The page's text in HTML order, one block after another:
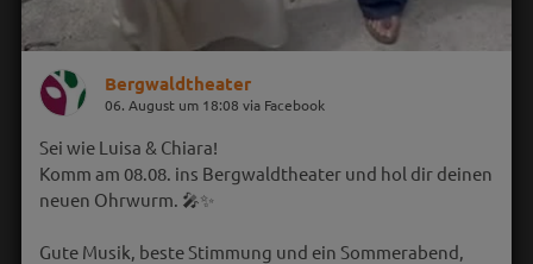
Bergwaldtheater
06. August um 18:08 via Facebook
Sei wie Luisa & Chiara!
Komm am 08.08. ins Bergwaldtheater und hol dir deinen
neuen Ohrwurm. 🎤✨
Gute Musik, beste Stimmung und ein Sommerabend,